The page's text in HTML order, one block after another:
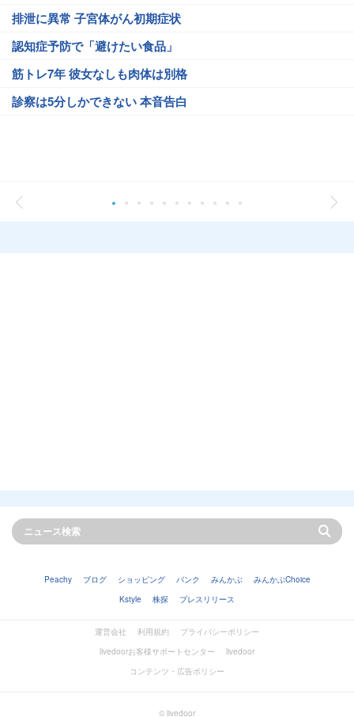
排泄に異常 子宮体がん初期症状
認知症予防で「避けたい食品」
筋トレ7年 彼女なしも肉体は別格
診察は5分しかできない 本音告白
Peachy ブログ ショッピング バンク みんかぶ
みんかぶChoice
Kstyle
株探 プレスリリース
運営会社 利用規約
プライバシーポリシー
livedoorお客様サポートセンター
livedoor
コンテンツ・広告ポリシー
© livedoor